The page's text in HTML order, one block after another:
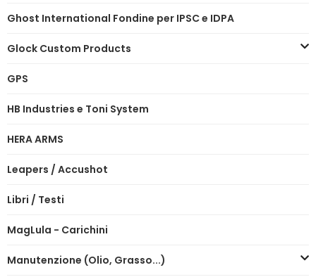
Ghost International Fondine per IPSC e IDPA
Glock Custom Products
GPS
HB Industries e Toni System
HERA ARMS
Leapers / Accushot
Libri / Testi
MagLula - Carichini
Manutenzione (Olio, Grasso...)